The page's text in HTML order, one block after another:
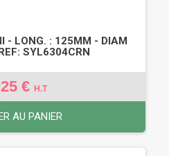
- LONG. : 125MM - DIAM
SYL6304CRN
€ H.T
AU PANIER